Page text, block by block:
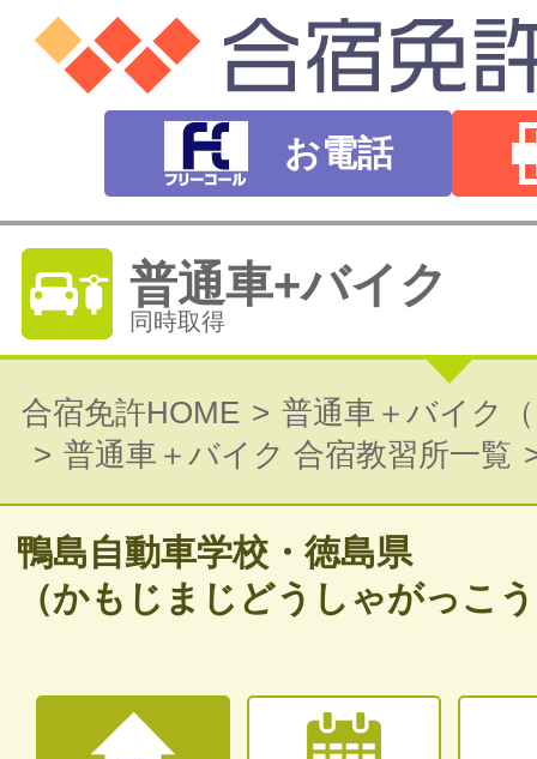
お電話
普通車+バイク
同時取得
普通自動車免許
オートマ（AT）・マニュアル（MT）
バイク免許
普通二輪（中型二輪）・大型二輪
大型〜二種免許
中型・大型特殊・けん引・大型二種
合宿免許HOME
普通車＋バイク
普通車＋バイク 合宿教習所一覧
鴨島自動車学校・徳島県
（かもじまじどうしゃがっこ